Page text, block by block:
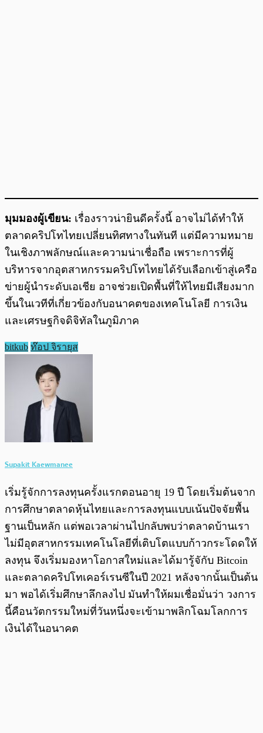
มุมมองผู้เขียน: เรื่องราวน่ายินดีครั้งนี้ อาจไม่ได้ทำให้
ตลาดคริปโทไทยเปลี่ยนทิศทางในทันที แต่มีความหมาย
ในเชิงภาพลักษณ์และความน่าเชื่อถือ เพราะการที่ผู้
บริหารจากอุตสาหกรรมคริปโทไทยได้รับเลือกเข้าสู่เครือ
ข่ายผู้นำระดับเอเชีย อาจช่วยเปิดพื้นที่ให้ไทยมีเสียงมาก
ขึ้นในเวทีที่เกี่ยวข้องกับอนาคตของเทคโนโลยี การเงิน
และเศรษฐกิจดิจิทัลในภูมิภาค
bitkub ท๊อป จิรายุส
Supakit Kaewmanee
เริ่มรู้จักการลงทุนครั้งแรกตอนอายุ 19 ปี โดยเริ่มต้นจาก
การศึกษาตลาดหุ้นไทยและการลงทุนแบบเน้นปัจจัยพื้น
ฐานเป็นหลัก แต่พอเวลาผ่านไปกลับพบว่าตลาดบ้านเรา
ไม่มีอุตสาหกรรมเทคโนโลยีที่เติบโตแบบก้าวกระโดดให้
ลงทุน จึงเริ่มมองหาโอกาสใหม่และได้มารู้จักับ Bitcoin
และตลาดคริปโทเคอร์เรนซีในปี 2021 หลังจากนั้นเป็นต้น
มา พอได้เริ่มศึกษาลึกลงไป มันทำให้ผมเชื่อมั่นว่า วงการ
นี้คือนวัตกรรมใหม่ที่วันหนึ่งจะเข้ามาพลิกโฉมโลกการ
เงินได้ในอนาคต